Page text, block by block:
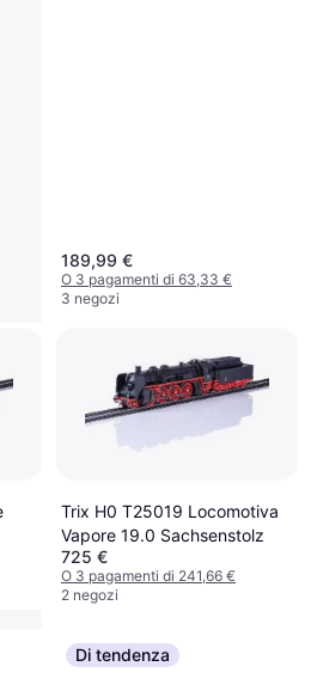
189,99 €
O 3 pagamenti di 63,33 €
3 negozi
Trix H0 T25019 Locomotiva
Vapore 19.0 Sachsenstolz
725 €
O 3 pagamenti di 241,66 €
2 negozi
Di tendenza